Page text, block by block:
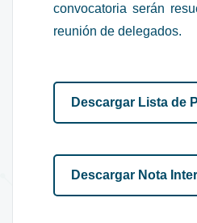
convocatoria serán
reunión de delegados.
Descargar Lista de
Descargar Nota